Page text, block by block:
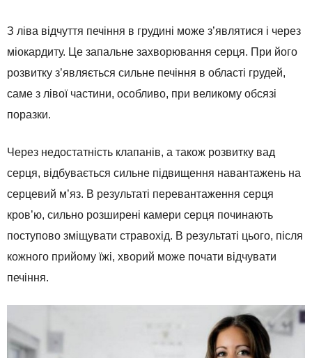
З ліва відчуття печіння в грудині може з’являтися і через
міокардиту. Це запальне захворювання серця. При його
розвитку з’являється сильне печіння в області грудей,
саме з лівої частини, особливо, при великому обсязі
поразки.
Через недостатність клапанів, а також розвитку вад
серця, відбувається сильне підвищення навантажень на
серцевий м’яз. В результаті перевантаження серця
кров’ю, сильно розширені камери серця починають
поступово зміщувати стравохід. В результаті цього, після
кожного прийому їжі, хворий може почати відчувати
печіння.